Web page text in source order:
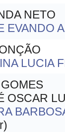
NETO
EVANDO
LUCIA
OSCAR